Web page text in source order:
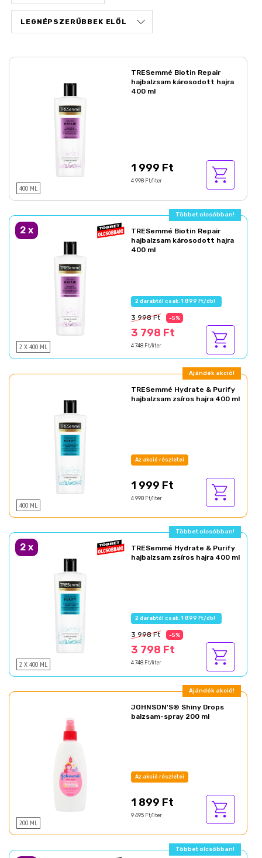
400 ML
TRESemmé Biotin Repair
hajbalzsam károsodott hajra
400 ml
1 999 Ft
4 998 Ft/liter
Többet olcsóbban!
2 x
2 X 400 ML
TRESemmé Biotin Repair
hajbalzsam károsodott hajra
400 ml
2 darabtól csak: 1 899 Ft/db!
3 998 Ft -5%
3 798 Ft
4 748 Ft/liter
Ajándék akció!
400 ML
TRESemmé Hydrate & Purify
hajbalzsam zsíros hajra 400 ml
Az akció részletei
1 999 Ft
4 998 Ft/liter
Többet olcsóbban!
2 x
2 X 400 ML
TRESemmé Hydrate & Purify
hajbalzsam zsíros hajra 400 ml
2 darabtól csak: 1 899 Ft/db!
3 998 Ft -5%
3 798 Ft
4 748 Ft/liter
Ajándék akció!
200 ML
JOHNSON'S® Shiny Drops
balzsam-spray 200 ml
Az akció részletei
1 899 Ft
9 495 Ft/liter
Többet olcsóbban!